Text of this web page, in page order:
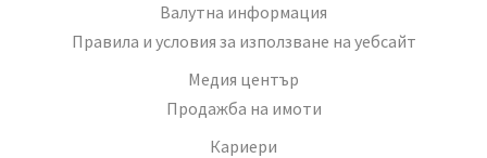
Валутна информация
Правила и условия за използване на уебсайт
Медия център
Продажба на имоти
Кариери